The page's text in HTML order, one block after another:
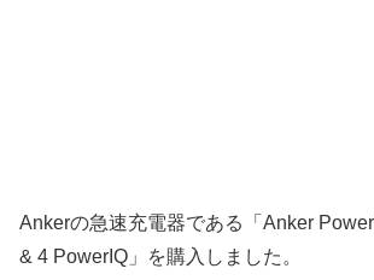
Ankerの急速充電器である「Anker
& 4 PowerIQ」を購入しました。